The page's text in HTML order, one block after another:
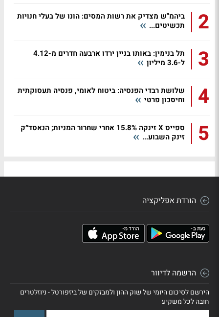
2
ביהמ"ש מצדיק את רשות המסים: הונו של בעלי חנויות
תכשיטים...
3
תל בנימין: באותו בניין ירדו ארבעה חדרים מ-4.12
ל-3.6 מיליון
4
שלושת רבדי הפנסיה: ביטוח לאומי, פנסיה תעסוקתית
וחיסכון פרטי
5
ספייס X זינקה 15.8% אחרי שחרור המניות; הנאסד״ק
זינק השבוע...
הורדת אפליקציה
הרשמה לדיוור
הירשם לסיכום היומי של שוק ההון ולמבזקים של ביזפורטל - ניוזלטרים
חובה לכל משקיע